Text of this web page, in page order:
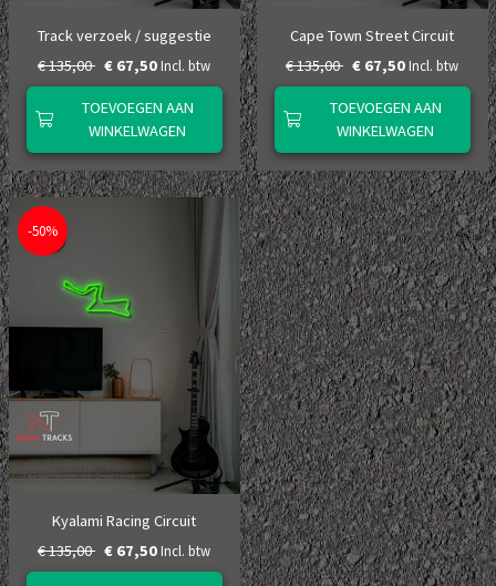
Track verzoek / suggestie
€ 135,00 € 67,50 Incl. btw
TOEVOEGEN AAN
WINKELWAGEN
Cape Town Street Circuit
€ 135,00 € 67,50 Incl. btw
TOEVOEGEN AAN
WINKELWAGEN
-50%
Kyalami Racing Circuit
€ 135,00 € 67,50 Incl. btw